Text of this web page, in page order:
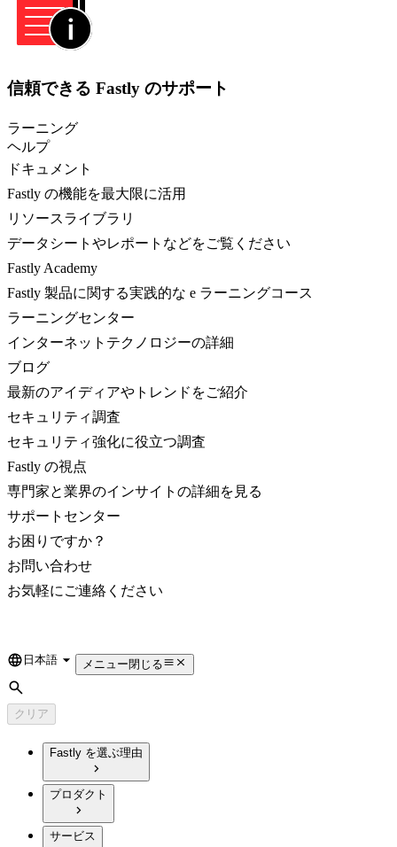
信頼できる Fastly のサポート
ラーニング
ヘルプ
ドキュメント
Fastly の機能を最大限に活用
リソースライブラリ
データシートやレポートなどをご覧ください
Fastly Academy
Fastly 製品に関する実践的な e ラーニングコース
ラーニングセンター
インターネットテクノロジーの詳細
ブログ
最新のアイディアやトレンドをご紹介
セキュリティ調査
セキュリティ強化に役立つ調査
Fastly の視点
専門家と業界のインサイトの詳細を見る
サポートセンター
お困りですか？
お問い合わせ
お気軽にご連絡ください
Language
日本語 メニュー閉じる
検索
クリア
Fastly を選ぶ理由
プロダクト
サービス